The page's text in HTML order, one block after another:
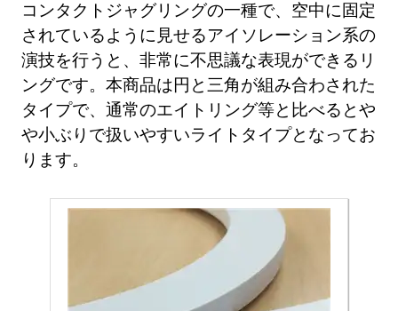
コンタクトジャグリングの一種で、空中に固定
されているように見せるアイソレーション系の
演技を行うと、非常に不思議な表現ができるリ
ングです。本商品は円と三角が組み合わされた
タイプで、通常のエイトリング等と比べるとや
や小ぶりで扱いやすいライトタイプとなってお
ります。